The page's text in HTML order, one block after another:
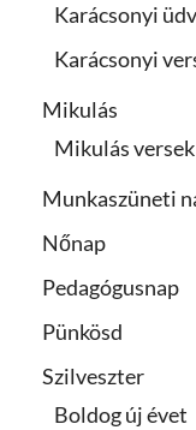
Karácsonyi
Karácsonyi
Mikulás
Mikulás versek
Munkaszüneti
Nőnap
Pedagógusnap
Pünkösd
Szilveszter
Boldog új évet